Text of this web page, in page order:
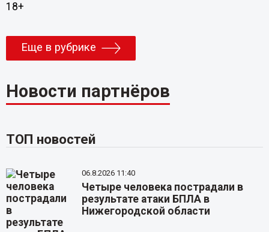
18+
Еще в рубрике
Новости партнёров
ТОП новостей
06.8.2026 11:40
Четыре человека пострадали в
результате атаки БПЛА в
Нижегородской области